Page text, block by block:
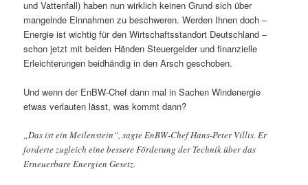
und Vattenfall) haben nun wirklich keinen Grund sich über
mangelnde Einnahmen zu beschweren. Werden Ihnen doch –
Energie ist wichtig für den Wirtschaftsstandort Deutschland –
schon jetzt mit beiden Händen Steuergelder und finanzielle
Erleichterungen beidhändig in den Arsch geschoben.
Und wenn der EnBW-Chef dann mal in Sachen Windenergie
etwas verlauten lässt, was kommt dann?
„Das ist ein Meilenstein“, sagte EnBW-Chef Hans-Peter Villis. Er
forderte zugleich eine bessere Förderung der Technik über das
Erneuerbare Energien Gesetz.